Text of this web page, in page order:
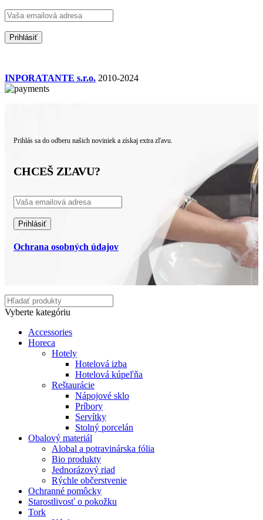
INPORATANTE s.r.o. 2010-2024
Prihlás sa do odberu našich noviniek a získaj extra zľavu.
CHCEŠ ZĽAVU?
Ochrana osobných údajov
Vyberte kategóriu
Accessories
Horeca
Hotely
Hotelová izba
Hotelová kúpeľňa
Reštaurácie
Nápojové sklo
Príbory
Servítky
Stolný porcelán
Obalový materiál
Alobal a potravinárska fólia
Bio produkty
Jednorázový riad
Rýchle občerstvenie
Ochranné pomôcky
Starostlivosť o pokožku
Tork